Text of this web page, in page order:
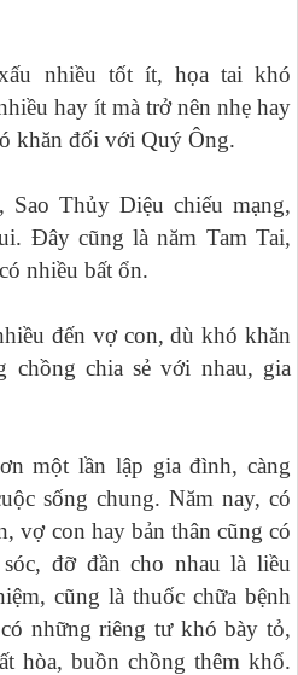
nhiều tốt ít, họa tai khó
hay ít mà trở nên nhẹ hay
khăn đối với Quý Ông.
Thủy Diệu chiếu mạng,
Đây cũng là năm Tam Tai,
nhiều bất ổn.
đến vợ con, dù khó khăn
chồng chia sẻ với nhau, gia
một lần lập gia đình, càng
sống chung. Năm nay, có
vợ con hay bản thân cũng có
đỡ đần cho nhau là liều
cũng là thuốc chữa bệnh
những riêng tư khó bày tỏ,
hòa, buồn chồng thêm khổ.